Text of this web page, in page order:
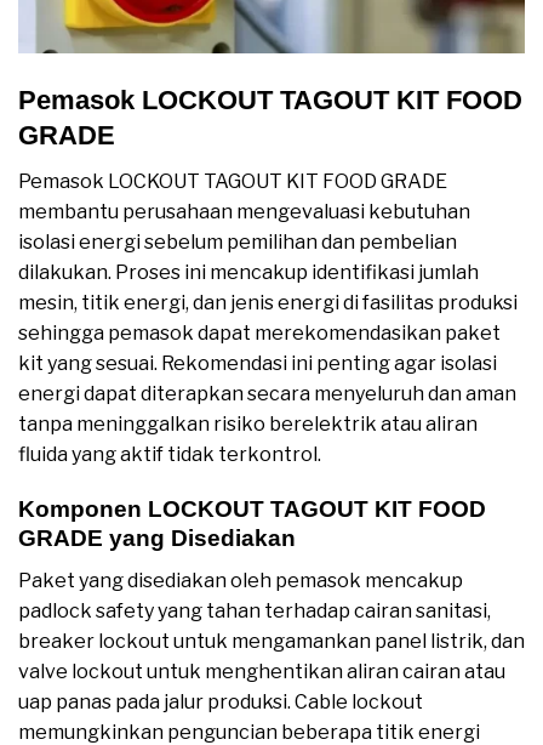
Pemasok LOCKOUT TAGOUT KIT FOOD
GRADE
Pemasok LOCKOUT TAGOUT KIT FOOD GRADE
membantu perusahaan mengevaluasi kebutuhan
isolasi energi sebelum pemilihan dan pembelian
dilakukan. Proses ini mencakup identifikasi jumlah
mesin, titik energi, dan jenis energi di fasilitas produksi
sehingga pemasok dapat merekomendasikan paket
kit yang sesuai. Rekomendasi ini penting agar isolasi
energi dapat diterapkan secara menyeluruh dan aman
tanpa meninggalkan risiko berelektrik atau aliran
fluida yang aktif tidak terkontrol.
Komponen LOCKOUT TAGOUT KIT FOOD
GRADE yang Disediakan
Paket yang disediakan oleh pemasok mencakup
padlock safety yang tahan terhadap cairan sanitasi,
breaker lockout untuk mengamankan panel listrik, dan
valve lockout untuk menghentikan aliran cairan atau
uap panas pada jalur produksi. Cable lockout
memungkinkan penguncian beberapa titik energi